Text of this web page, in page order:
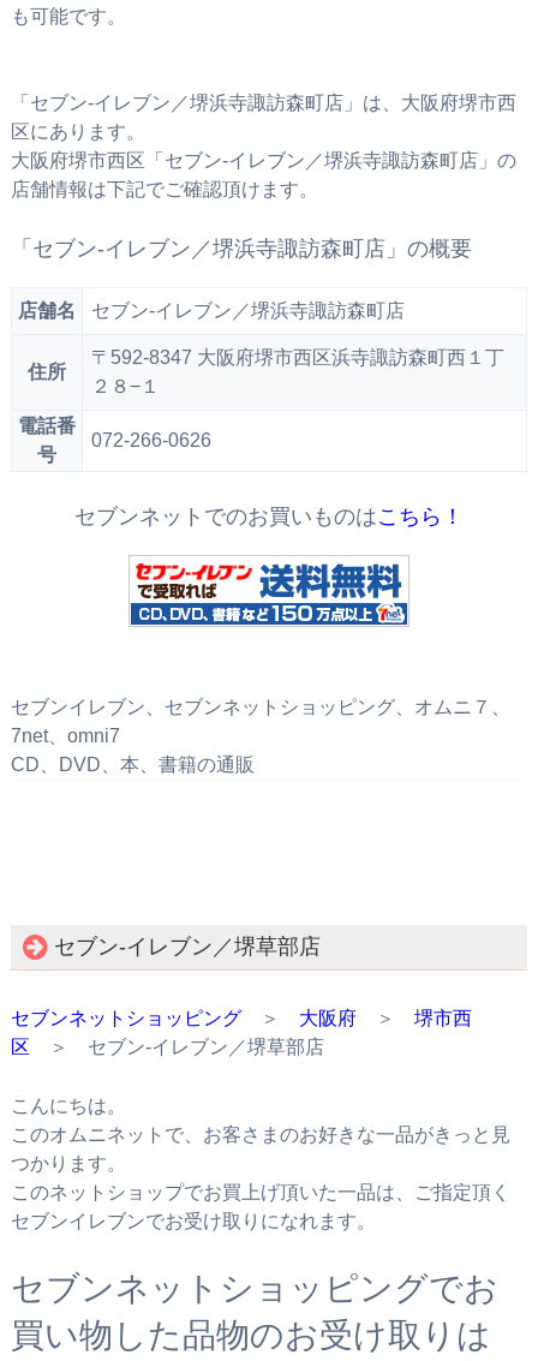
も可能です。
「セブン‐イレブン／堺浜寺諏訪森町店」は、大阪府堺市西
区にあります。
大阪府堺市西区「セブン‐イレブン／堺浜寺諏訪森町店」の
店舗情報は下記でご確認頂けます。
「セブン‐イレブン／堺浜寺諏訪森町店」の概要
店舗名 セブン‐イレブン／堺浜寺諏訪森町店
住所
〒592-8347 大阪府堺市西区浜寺諏訪森町西１丁
２８−１
電話番
号
072-266-0626
セブンネットでのお買いものはこちら！
セブンイレブン、セブンネットショッピング、オムニ７、
7net、omni7
CD、DVD、本、書籍の通販
セブン‐イレブン／堺草部店
セブンネットショッピング＞ 大阪府＞ 堺市西
区 ＞ セブン‐イレブン／堺草部店
こんにちは。
このオムニネットで、お客さまのお好きな一品がきっと見
つかります。
このネットショップでお買上げ頂いた一品は、ご指定頂く
セブンイレブンでお受け取りになれます。
セブンネットショッピングでお
買い物した品物のお受け取りは